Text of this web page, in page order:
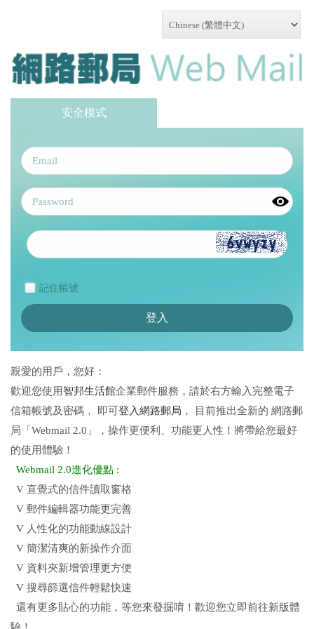
安全模式
記住帳號
親愛的用戶，您好：
歡迎您使用智邦生活館企業郵件服務，請於右方輸入完整電子
信箱帳號及密碼， 即可登入網路郵局 ， 目前推出全新的 網路郵
局「Webmail 2.0」，操作更便利、功能更人性！將帶給您最好
的使用體驗！
Webmail 2.0進化優點 :
V 直覺式的信件讀取窗格
V 郵件編輯器功能更完善
V 人性化的功能動線設計
V 簡潔清爽的新操作介面
V 資料夾新增管理更方便
V 搜尋篩選信件輕鬆快速
還有更多貼心的功能，等您來發掘唷！歡迎您立即前往新版體